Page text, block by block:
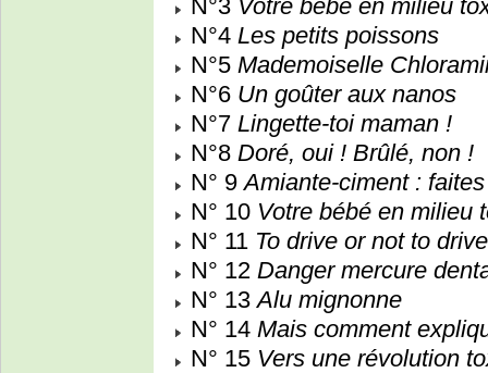
N°3 Votre bébé en milieu
N°4 Les petits poissons
N°5 Mademoiselle
N°6 Un goûter aux nanos
N°7 Lingette-toi maman !
N°8 Doré, oui ! Brûlé, non !
N° 9Amiante-ciment :
N° 10 Votre bébé en milieu
N° 11 To drive or not to
N° 12 Danger mercure
N° 13Alu mignonne
N° 14 Mais comment
N° 15 Vers une révolution